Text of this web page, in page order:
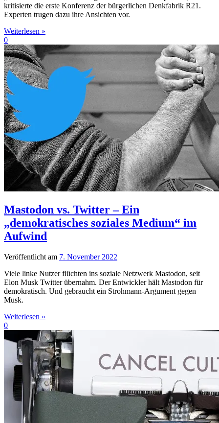
kritisierte die erste Konferenz der bürgerlichen Denkfabrik R21.
Experten trugen dazu ihre Ansichten vor.
Weiterlesen »
0
Mastodon vs. Twitter – Ein
„demokratisches soziales Medium“ im
Aufwind
Veröffentlicht am 7. November 2022
Viele linke Nutzer flüchten ins soziale Netzwerk Mastodon, seit
Elon Musk Twitter übernahm. Der Entwickler hält Mastodon für
demokratisch. Und gebraucht ein Strohmann-Argument gegen
Musk.
Weiterlesen »
0